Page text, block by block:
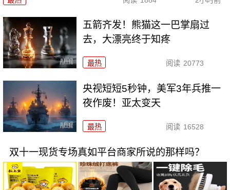
五箭齐发！熊猫这一巴掌扇过
去，大漂亮终于知疼
最热 阅读 20773
央视短短5秒钟，美军3年兵推一
夜作废！亚太变天
最热 阅读 16528
双十一现货专场真如平台商家所说的那样吗？